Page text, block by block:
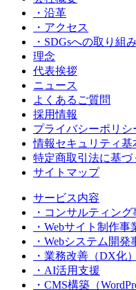
・沿革
・アクセス
・SDGsへの取り組み
理念
代表挨拶
ニュース
よくあるご質問
採用情報
プライバシーポリシ
情報セキュリティ基
特定商取引法に基づ
サイトマップ
サービス内容
・コンサルティング
・Webサイト制作事
・Webシステム開発
・業務改善（DX化）
・AI活用支援
・CMS構築（